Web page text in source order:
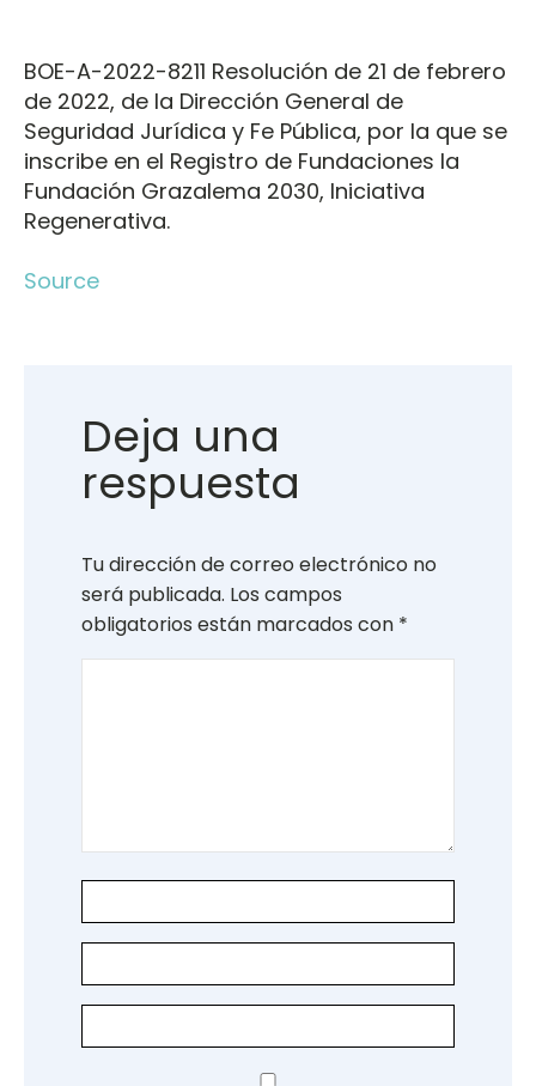
BOE-A-2022-8211 Resolución de 21 de febrero
de 2022, de la Dirección General de
Seguridad Jurídica y Fe Pública, por la que se
inscribe en el Registro de Fundaciones la
Fundación Grazalema 2030, Iniciativa
Regenerativa.
Source
Deja una
respuesta
Tu dirección de correo electrónico no
será publicada. Los campos
obligatorios están marcados con *